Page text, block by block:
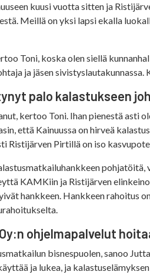
kuusi vuotta sitten ja
Meillä on yksi lapsi ekalla
Toni, koska olen siellä
ja jäsen
palo kalastukseen
kertoo Toni. Ihan pienestä asti
että Kainuussa on hirveä
Ristijärven Pirtillä on iso
KAMKiin ja Ristijärven
hankkeen. Hankkeen rahoitus
ohjelmapalvelut
bisnespuolen, sanoo
ja lukea, ja